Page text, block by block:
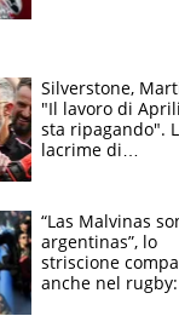
Silverstone,
"Il lavoro di
sta ripagando".
lacrime di
la gara domani"
“Las Malvinas
argentinas”, lo
striscione
anche nel rugby: